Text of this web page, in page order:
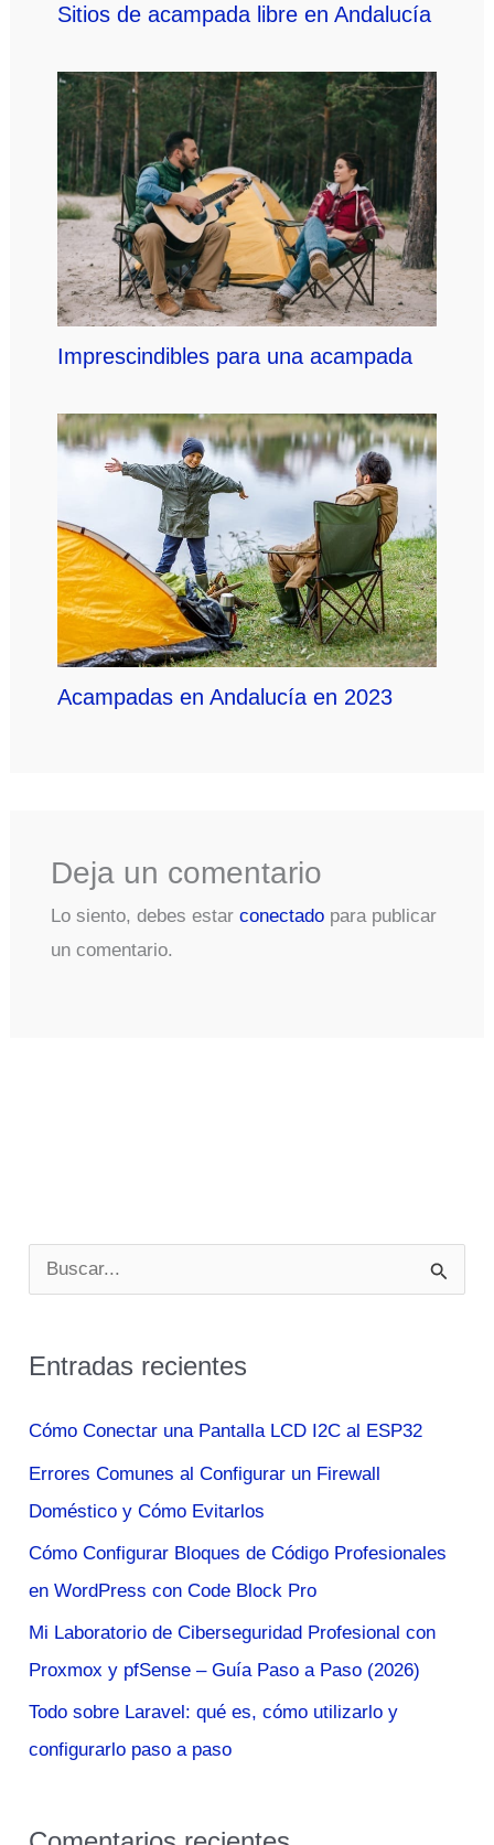
Sitios de acampada libre en Andalucía
Imprescindibles para una acampada
Acampadas en Andalucía en 2023
Deja un comentario
Lo siento, debes estar conectadopara publicar
un comentario.
u
c
p
o
r
:
Entradas recientes
Cómo Conectar una Pantalla LCD I2C al ESP32
Errores Comunes al Configurar un Firewall
Doméstico y Cómo Evitarlos
Cómo Configurar Bloques de Código Profesionales
en WordPress con Code Block Pro
Mi Laboratorio de Ciberseguridad Profesional con
Proxmox y pfSense – Guía Paso a Paso (2026)
Todo sobre Laravel: qué es, cómo utilizarlo y
configurarlo paso a paso